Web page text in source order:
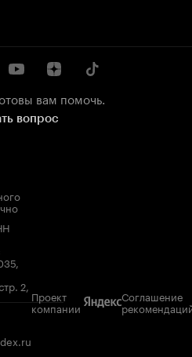
вам помочь.
вопрос
2,
Проект
компании
Соглашение